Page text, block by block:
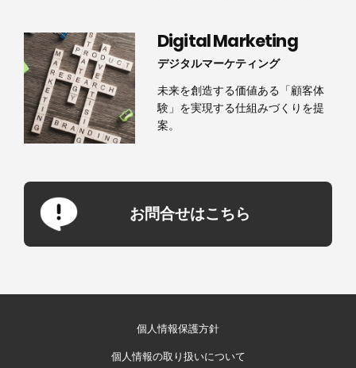
Digital Marketing
デジタルマーケティング
未来を創造する価値ある「顧客体
験」を実現する仕組みづくりを提
案。
お問合せはこちら
個人情報保護方針
個人情報の取り扱いについて